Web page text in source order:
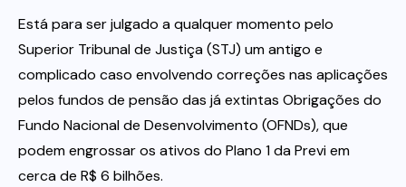
Está para ser julgado a qualquer momento pelo
Superior Tribunal de Justiça (STJ) um antigo e
complicado caso envolvendo correções nas aplicações
pelos fundos de pensão das já extintas Obrigações do
Fundo Nacional de Desenvolvimento (OFNDs), que
podem engrossar os ativos do Plano 1 da Previ em
cerca de R$ 6 bilhões.